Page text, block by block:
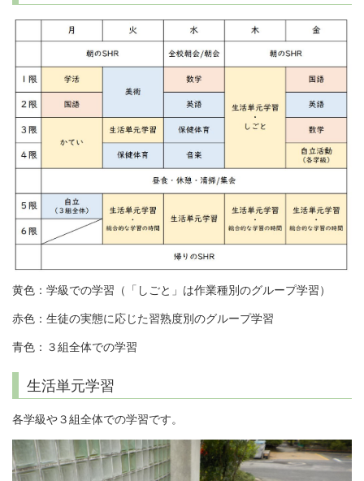
黄色：学級での学習（「しごと」は作業種別のグループ学習）
赤色：生徒の実態に応じた習熟度別のグループ学習
青色：３組全体での学習
生活単元学習
各学級や３組全体での学習です。